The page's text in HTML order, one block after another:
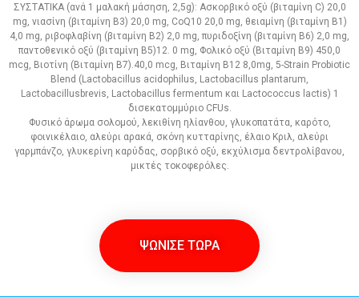
ΣΥΣΤΑΤΙΚΑ (ανά 1 μαλακή μάσηση, 2,5g): Ασκορβικό οξύ (βιταμίνη C) 20,0
mg, νιασίνη (βιταμίνη Β3) 20,0 mg, CoQ10 20,0 mg, θειαμίνη (βιταμίνη Β1)
4,0 mg, ριβοφλαβίνη (βιταμίνη Β2) 2,0 mg, πυριδοξίνη (βιταμίνη Β6) 2,0 mg,
παντοθενικό οξύ (βιταμίνη Β5)12. 0 mg, Φολικό οξύ (Βιταμίνη Β9) 450,0
mcg, Βιοτίνη (Βιταμίνη Β7).40,0 mcg, Βιταμίνη Β12 8,0mg, 5-Strain Probiotic
Blend (Lactobacillus acidophilus, Lactobacillus plantarum,
Lactobacillusbrevis, Lactobacillus fermentum και Lactococcus lactis) 1
δισεκατομμύριο CFUs.
Φυσικό άρωμα σολομού, λεκιθίνη ηλίανθου, γλυκοπατάτα, καρότο,
φοινικέλαιο, αλεύρι αρακά, σκόνη κυτταρίνης, έλαιο Κριλ, αλεύρι
γαρμπάνζο, γλυκερίνη καρύδας, σορβικό οξύ, εκχύλισμα δεντρολίβανου,
μικτές τοκοφερόλες.
ΨΩΝΙΣΕ ΤΩΡΑ